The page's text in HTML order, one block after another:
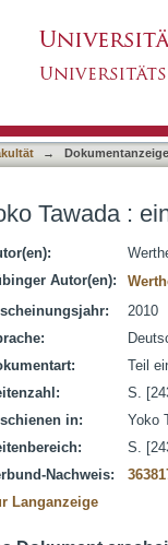
→ Dokumentanzeige
Tawada :
Autor(en):
2010
Teil
S.
in:
Yoko
S.
Nachweis:
Langanzeige